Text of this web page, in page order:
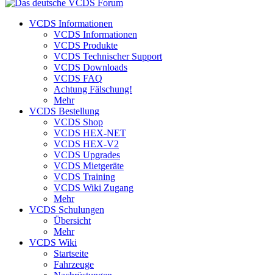
VCDS Informationen
VCDS Informationen
VCDS Produkte
VCDS Technischer Support
VCDS Downloads
VCDS FAQ
Achtung Fälschung!
Mehr
VCDS Bestellung
VCDS Shop
VCDS HEX-NET
VCDS HEX-V2
VCDS Upgrades
VCDS Mietgeräte
VCDS Training
VCDS Wiki Zugang
Mehr
VCDS Schulungen
Übersicht
Mehr
VCDS Wiki
Startseite
Fahrzeuge